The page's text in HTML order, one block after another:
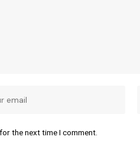
the next time I comment.